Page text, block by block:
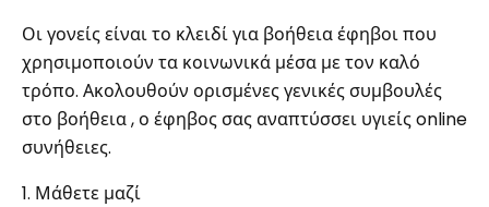
Οι γονείς είναι το κλειδί για βοήθεια έφηβοι που
χρησιμοποιούν τα κοινωνικά μέσα με τον καλό
τρόπο. Ακολουθούν ορισμένες γενικές συμβουλές
στο βοήθεια , ο έφηβος σας αναπτύσσει υγιείς online
συνήθειες.
1. Μάθετε μαζί